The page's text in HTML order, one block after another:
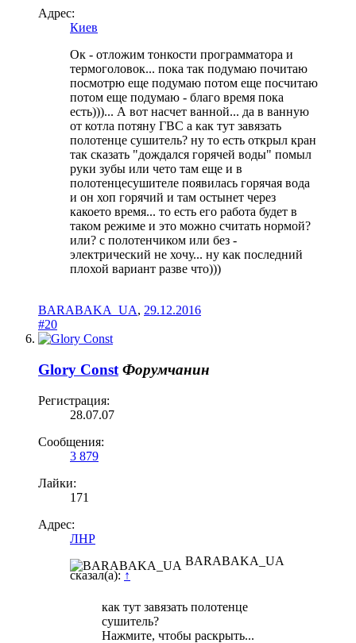
Адрес:
Киев
Ок - отложим тонкости программатора и
термоголовок... пока так подумаю почитаю
посмотрю еще подумаю потом еще посчитаю
потом еще подумаю - благо время пока
есть)))... А вот насчет ванной... да в ванную
от котла потяну ГВС а как тут завязать
полотенце сушитель? ну то есть открыл кран
так сказать "дождался горячей воды" помыл
руки зубы или чето там еще и в
полотенцесушителе появилась горячая вода
и он хоп горячий и там остынет через
какоето время... то есть его работа будет в
таком режиме и это можно считать нормой?
или? с полотенчиком или без -
электрический не хочу... ну как последний
плохой вариант разве что)))
BARABAKA_UA, 29.12.2016
#20
Glory Const Форумчанин
Регистрация:
28.07.07
Сообщения:
3 879
Лайки:
171
Адрес:
ЛНР
BARABAKA_UA
сказал(а): ↑
как тут завязать полотенце
сушитель?
Нажмите, чтобы раскрыть...